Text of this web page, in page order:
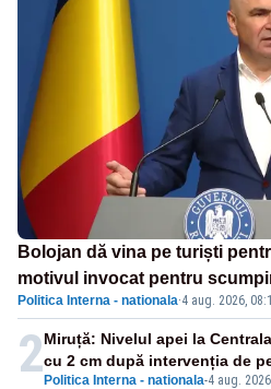
Bolojan dă vina pe turiști
motivul invocat pentru
Politica Interna - nationala·4 aug. 2026,
2Politica Interna - nationala-4 aug.
Miruță: Nivelul apei la
cu 2 cm după intervenția de